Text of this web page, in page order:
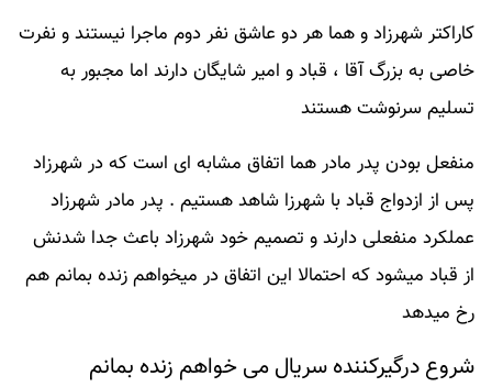
کاراکتر شهرزاد و هما هر دو عاشق نفر دوم ماجرا نیستند و نفرت
خاصی به بزرگ آقا ، قباد و امیر شایگان دارند اما مجبور به
تسلیم سرنوشت هستند
منفعل بودن پدر مادر هما اتفاق مشابه ای است که در شهرزاد
پس از ازدواج قباد با شهرزا شاهد هستیم . پدر مادر شهرزاد
عملکرد منفعلی دارند و تصمیم خود شهرزاد باعث جدا شدنش
از قباد میشود که احتمالا این اتفاق در میخواهم زنده بمانم هم
رخ میدهد
شروع درگیرکننده سریال می خواهم زنده بمانم